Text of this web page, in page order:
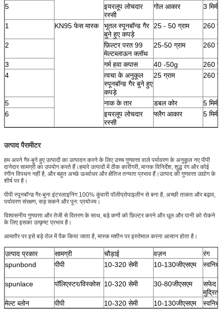
5
इयरलूप लोचदार
रस्सी
गोल आकार 3 मिमी
1 KN95 फेस मास्क
भूतल स्पूनबॉन्ड गैर
बुने हुए कपड़े
25 - 50 ग्राम 260
2
फ़िल्टर परत 99
मेल्टब्लाऊन क्लॉथ
25-50 ग्राम 260
3 गर्म हवा कपास 40 -50g
260
4
त्वचा के अनुकूल
स्पूनबॉन्ड गैर बुने हुए
कपड़े
25 ग्राम 260
5 नाक के तार डबल कोर
5 मिमी
6
इयरलूप लोचदार
रस्सी
फ्लैग आकार 5 मिमी
उत्पाद पैरामीटर
हम अपने गैर-बुने हुए उत्पादों का उत्पादन करने के लिए उच्च गुणवत्ता वाले पर्यावरण के अनुकूल नए पीपी
दानेदार सामग्री का उपयोग करते हैं।हमारे उत्पादों में ठीक कारीगरी, मानक विनिर्देश, शुद्ध रंग और कोई
रंगीन विपथन नहीं है, और बहुत अच्छे ऊर्ध्वाधर और क्षैतिज तन्यता प्रभाव हैं।उत्पाद की गुणवत्ता उद्योग के
शीर्ष पर है।
पीपी स्पूनबॉन्ड गैर-बुना इंटरलाइनिंग 100% कुंवारी पॉलीप्रोपाइलीन से बना है, अच्छी ताकत और बढ़ाव,
पर्यावरण संरक्षण, सड़ सकने और पुन: प्रयोज्य।
विश्वसनीय गुणवत्ता और तेजी से वितरण के साथ, बड़े कणों को फ़िल्टर करने और धूल और पानी को रोकने
के लिए इसका उत्कृष्ट प्रभाव है।
आमतौर पर इसे बड़े रोल में पैक किया जाता है, मास्क मशीन पर इस्तेमाल करना आसान होता है।
उत्पाद प्रकार सामग्री चौड़ाई वज़न
रंग
spunbond
पीपी 10-320 सेमी 10-130जीएसएम
spunlace पॉलिएस्टर/विस्कोस 10-320 सेमी 30-80जीएसएम
सफेद /
मुद्रित
मेल्ट ब्लोन
पीपी 10-320 सेमी 10-130जीएसएम